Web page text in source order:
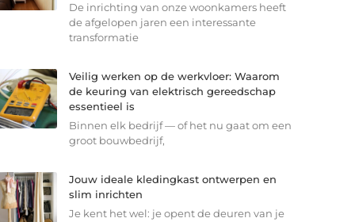
De inrichting van onze woonkamers heeft
de afgelopen jaren een interessante
transformatie
Veilig werken op de werkvloer: Waarom
de keuring van elektrisch gereedschap
essentieel is
Binnen elk bedrijf — of het nu gaat om een
groot bouwbedrijf,
Jouw ideale kledingkast ontwerpen en
slim inrichten
Je kent het wel: je opent de deuren van je